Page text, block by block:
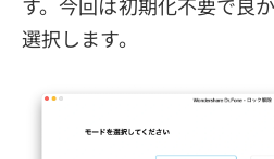
選択します。